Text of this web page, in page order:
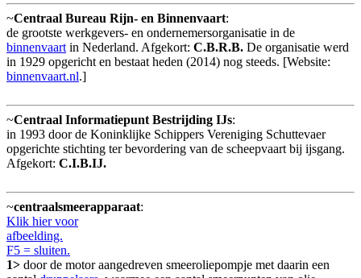
~Centraal Bureau Rijn- en Binnenvaart:
de grootste werkgevers- en ondernemersorganisatie in de
binnenvaart in Nederland. Afgekort: C.B.R.B. De organisatie werd
in 1929 opgericht en bestaat heden (2014) nog steeds. [Website:
binnenvaart.nl.]
~Centraal Informatiepunt Bestrijding IJs:
in 1993 door de Koninklijke Schippers Vereniging Schuttevaer
opgerichte stichting ter bevordering van de scheepvaart bij ijsgang.
Afgekort: C.I.B.IJ.
~centraalsmeerapparaat:
Klik hier voor
afbeelding.
F5 = sluiten.
1> door de motor aangedreven smeeroliepompje met daarin een